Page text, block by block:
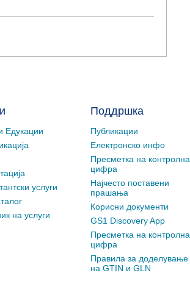
Едукации
услуги
на услуги
Поддршка
Публикации
Електронско инфо
Пресметка на контролна
цифра
Најчесто поставени
прашања
Корисни документи
GS1 Discovery App
Пресметка на контролна
цифра
Правила за доделување
на GTIN и GLN